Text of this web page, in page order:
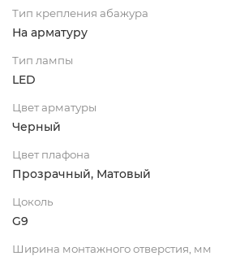
Тип крепления абажура
На арматуру
Тип лампы
LED
Цвет арматуры
Черный
Цвет плафона
Прозрачный, Матовый
Цоколь
G9
Ширина монтажного отверстия, мм